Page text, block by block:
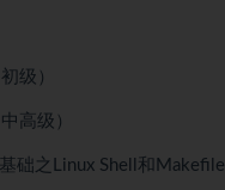
级）
高级）
础之Linux Shell和Makefile